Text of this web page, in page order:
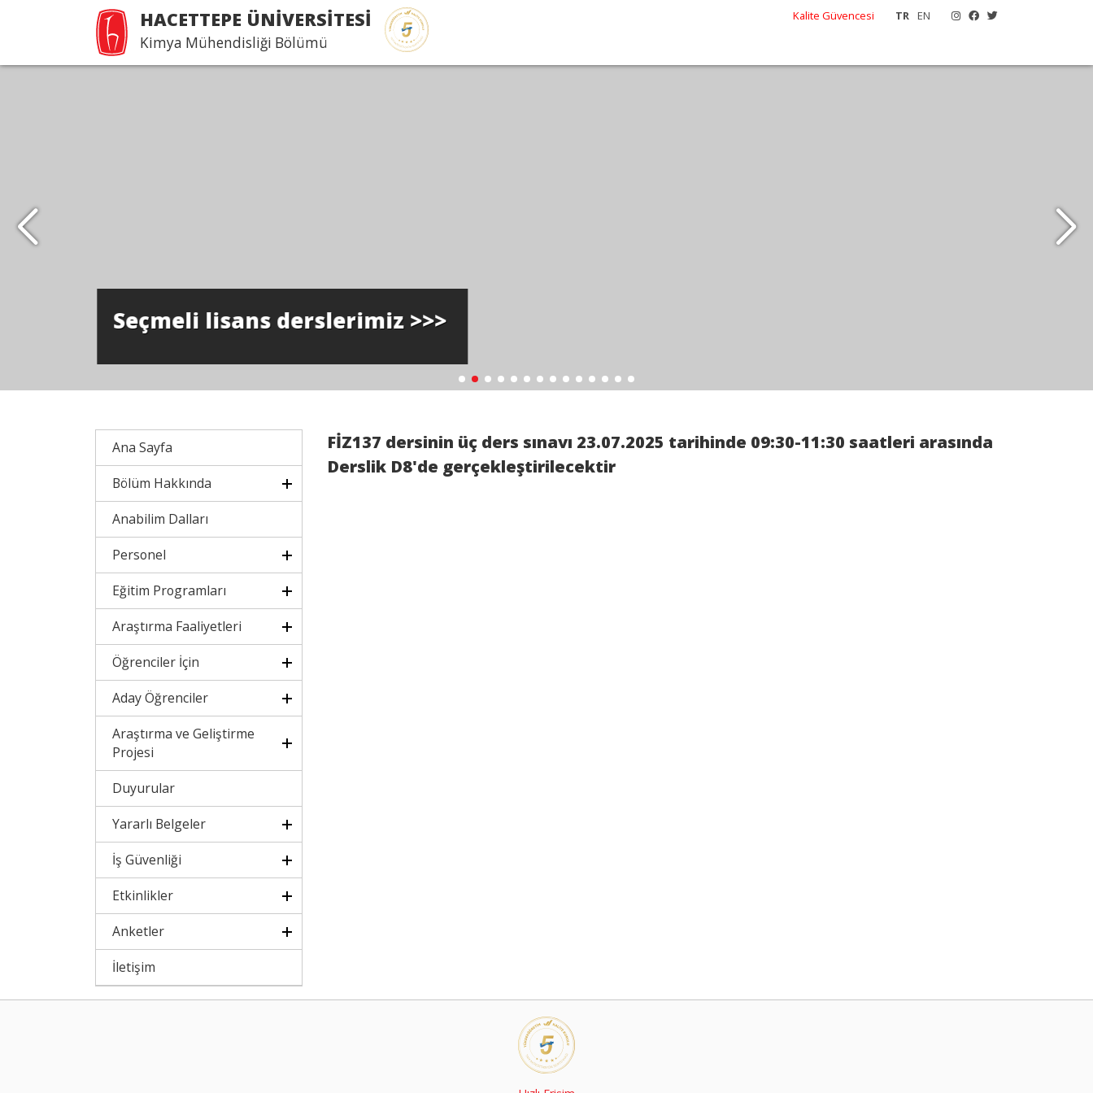
HACETTEPE ÜNİVERSİTESİ
Kimya Mühendisliği Bölümü
TR EN
Kalite Güvencesi
Seçmeli lisans derslerimiz >>>
Ana Sayfa
Bölüm Hakkında
Anabilim Dalları
Personel
Eğitim Programları
Araştırma Faaliyetleri
Öğrenciler İçin
Aday Öğrenciler
Araştırma ve Geliştirme
Projesi
Duyurular
Yararlı Belgeler
İş Güvenliği
Etkinlikler
Anketler
İletişim
FİZ137 dersinin üç ders sınavı 23.07.2025 tarihinde 09:30-11:30 saatleri arasında
Derslik D8'de gerçekleştirilecektir